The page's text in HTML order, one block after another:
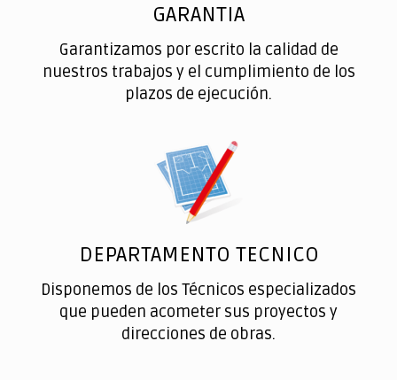
GARANTIA
Garantizamos por escrito la calidad de
nuestros trabajos y el cumplimiento de los
plazos de ejecución.
DEPARTAMENTO TECNICO
Disponemos de los Técnicos especializados
que pueden acometer sus proyectos y
direcciones de obras.